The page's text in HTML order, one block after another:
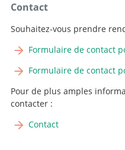
Contact
Souhaitez-vous prendre
Formulaire de contact
Formulaire de contact
Pour de plus amples
contacter :
Contact